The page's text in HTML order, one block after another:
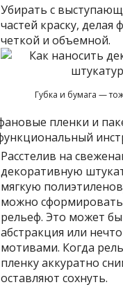
Убирать с
частей краску, делая
четкой и объемной.
Губка и бумага —
пленки и
Расстелив на
декоративную
мягкую
можно
рельеф. Это может
абстракция или
мотивами. Когда
пленку аккуратно
оставляют сохнуть.